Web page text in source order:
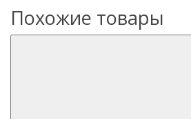
Похожие товары